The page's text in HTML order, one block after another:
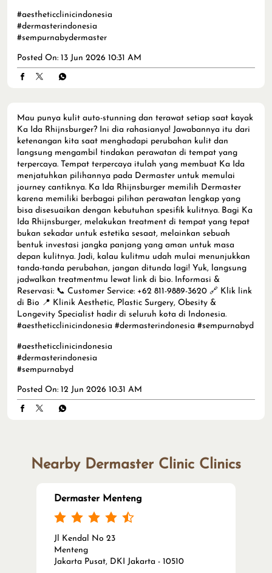
#aestheticclinicindonesia
#dermasterindonesia
#sempurnabydermaster
Posted On: 13 Jun 2026 10:31 AM
Mau punya kulit auto-stunning dan terawat setiap saat kayak
Ka Ida Rhijnsburger? Ini dia rahasianya! Jawabannya itu dari
ketenangan kita saat menghadapi perubahan kulit dan
langsung mengambil tindakan perawatan di tempat yang
terpercaya. Tempat terpercaya itulah yang membuat Ka Ida
menjatuhkan pilihannya pada Dermaster untuk memulai
journey cantiknya. Ka Ida Rhijnsburger memilih Dermaster
karena memiliki berbagai pilihan perawatan lengkap yang
bisa disesuaikan dengan kebutuhan spesifik kulitnya. Bagi Ka
Ida Rhijnsburger, melakukan treatment di tempat yang tepat
bukan sekadar untuk estetika sesaat, melainkan sebuah
bentuk investasi jangka panjang yang aman untuk masa
depan kulitnya. Jadi, kalau kulitmu udah mulai menunjukkan
tanda-tanda perubahan, jangan ditunda lagi! Yuk, langsung
jadwalkan treatmentmu lewat link di bio. Informasi &
Reservasi: 📞 Customer Service: +62 811-9889-3620 🔗 Klik link
di Bio 📍 Klinik Aesthetic, Plastic Surgery, Obesity &
Longevity Specialist hadir di seluruh kota di Indonesia.
#aestheticclinicindonesia #dermasterindonesia #sempurnabyd
#aestheticclinicindonesia
#dermasterindonesia
#sempurnabyd
Posted On: 12 Jun 2026 10:31 AM
Nearby Dermaster Clinic Clinics
Dermaster Menteng
Jl Kendal No 23
Menteng
Jakarta Pusat, DKI Jakarta - 10510